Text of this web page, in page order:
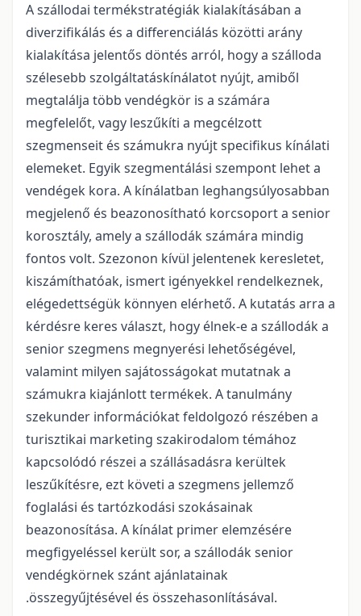
A szállodai termékstratégiák kialakításában a
diverzifikálás és a differenciálás közötti arány
kialakítása jelentős döntés arról, hogy a szálloda
szélesebb szolgáltatáskínálatot nyújt, amiből
megtalálja több vendégkör is a számára
megfelelőt, vagy leszűkíti a megcélzott
szegmenseit és számukra nyújt specifikus kínálati
elemeket. Egyik szegmentálási szempont lehet a
vendégek kora. A kínálatban leghangsúlyosabban
megjelenő és beazonosítható korcsoport a senior
korosztály, amely a szállodák számára mindig
fontos volt. Szezonon kívül jelentenek keresletet,
kiszámíthatóak, ismert igényekkel rendelkeznek,
elégedettségük könnyen elérhető. A kutatás arra a
kérdésre keres választ, hogy élnek-e a szállodák a
senior szegmens megnyerési lehetőségével,
valamint milyen sajátosságokat mutatnak a
számukra kiajánlott termékek. A tanulmány
szekunder információkat feldolgozó részében a
turisztikai marketing szakirodalom témához
kapcsolódó részei a szállásadásra kerültek
leszűkítésre, ezt követi a szegmens jellemző
foglalási és tartózkodási szokásainak
beazonosítása. A kínálat primer elemzésére
megfigyeléssel került sor, a szállodák senior
vendégkörnek szánt ajánlatainak
.összegyűjtésével és összehasonlításával.